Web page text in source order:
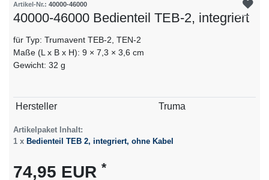
Artikel-Nr.: 40000-46000
40000-46000 Bedienteil TEB-2, integriert
für Typ: Trumavent TEB-2, TEN-2
Maße (L x B x H): 9 × 7,3 × 3,6 cm
Gewicht: 32 g
Technisches
Wert
Hersteller Truma
Artikelpaket Inhalt:
1 x Bedienteil TEB 2, integriert, ohne Kabel
74,95 EUR *